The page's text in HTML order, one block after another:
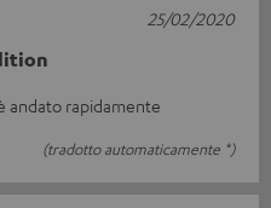
andato rapidamente
(tradotto automaticamente *)
25/02/2020